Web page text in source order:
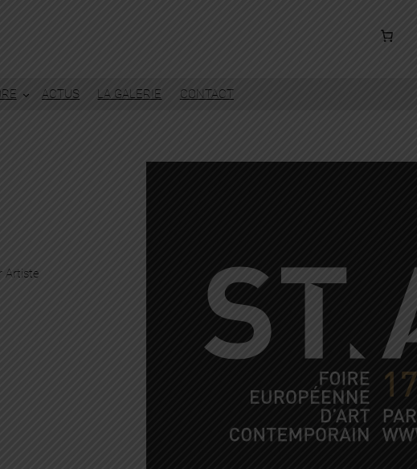
ACTUS LA GALERIE CONTACT
Artiste